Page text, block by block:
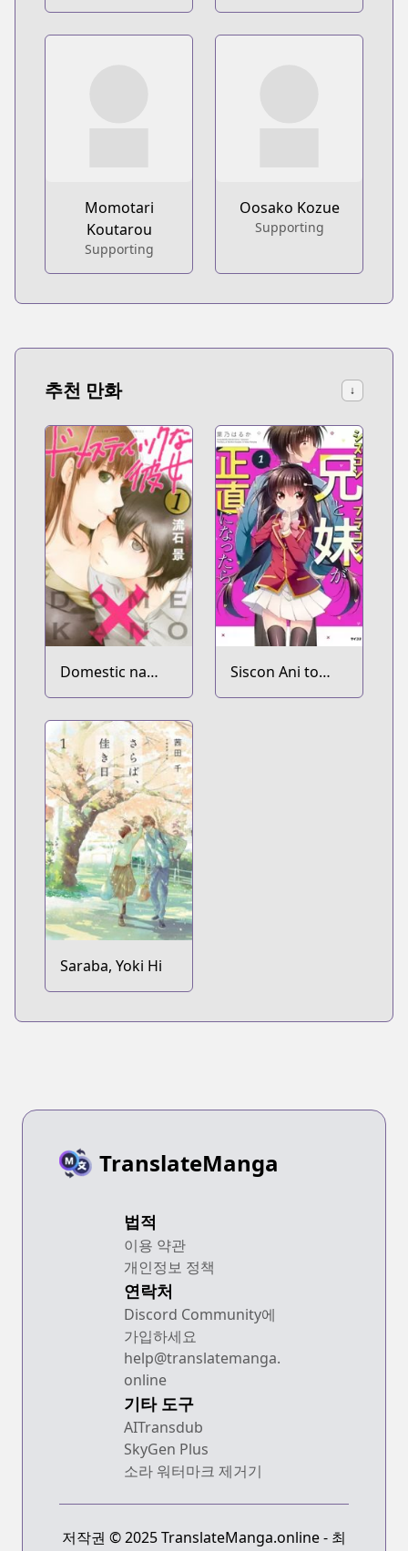
Momotari
Koutarou
Supporting
Oosako Kozue
Supporting
추천 만화 ↓
Domestic na
Kanojo
Siscon Ani to
Brocon Imouto
Saraba, Yoki Hi
TranslateManga
법적
이용 약관
개인정보 정책
연락처
Discord Community에
가입하세요
help@translatemanga.
online
기타 도구
AITransdub
SkyGen Plus
소라 워터마크 제거기
저작권 © 2025 TranslateManga.online - 최